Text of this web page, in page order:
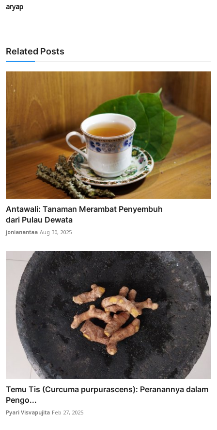
aryap
Related Posts
Antawali: Tanaman Merambat Penyembuh
dari Pulau Dewata
jonianantaaAug 30, 2025
Temu Tis (Curcuma purpurascens): Peranannya dalam
Pengo...
Pyari Visvapujita Feb 27, 2025